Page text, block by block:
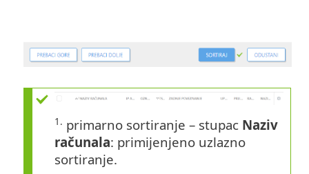
1. primarno sortiranje – stupac Naziv
računala: primijenjeno uzlazno
sortiranje.